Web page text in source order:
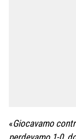
«Giocavamo